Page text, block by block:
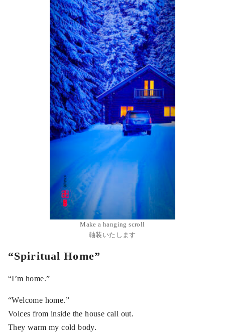
Make a hanging scroll
軸装いたします
“Spiritual Home”
“I’m home.”
“Welcome home.”
Voices from inside the house call out.
They warm my cold body.